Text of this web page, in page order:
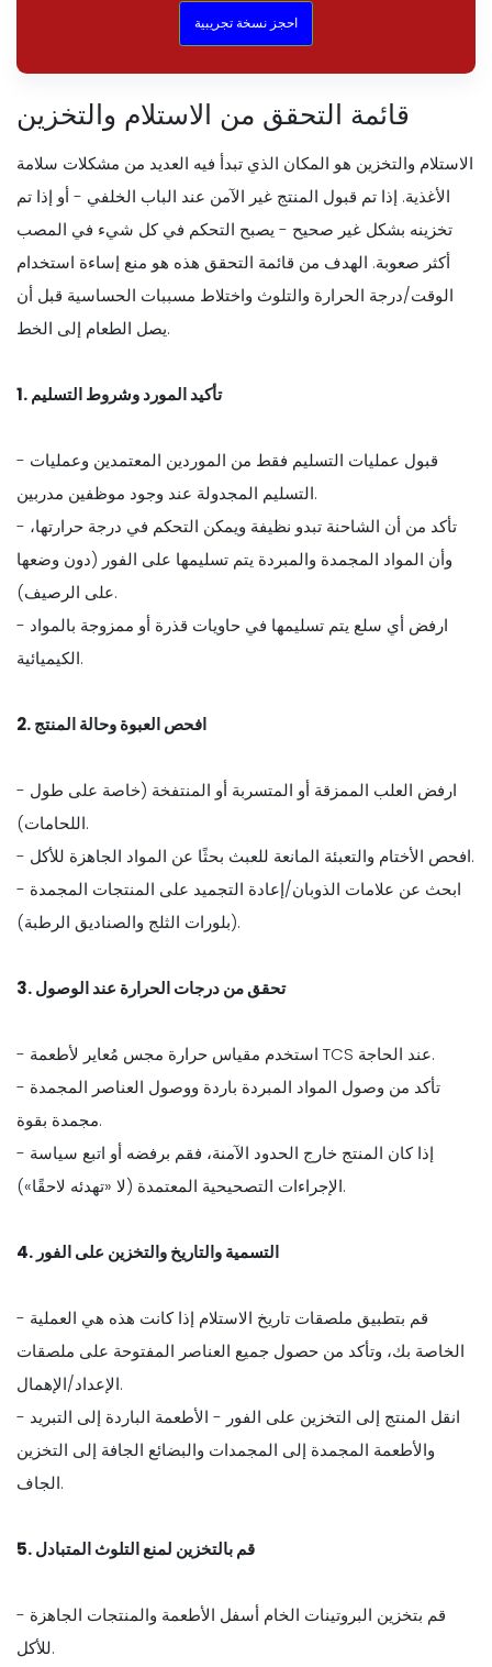
احجز نسخة تجريبية
قائمة التحقق من الاستلام والتخزين
الاستلام والتخزين هو المكان الذي تبدأ فيه العديد من مشكلات سلامة
الأغذية. إذا تم قبول المنتج غير الآمن عند الباب الخلفي - أو إذا تم
تخزينه بشكل غير صحيح - يصبح التحكم في كل شيء في المصب
أكثر صعوبة. الهدف من قائمة التحقق هذه هو منع إساءة استخدام
الوقت/درجة الحرارة والتلوث واختلاط مسببات الحساسية قبل أن
يصل الطعام إلى الخط.
1. تأكيد المورد وشروط التسليم
- قبول عمليات التسليم فقط من الموردين المعتمدين وعمليات
التسليم المجدولة عند وجود موظفين مدربين.
- تأكد من أن الشاحنة تبدو نظيفة ويمكن التحكم في درجة حرارتها،
وأن المواد المجمدة والمبردة يتم تسليمها على الفور (دون وضعها
على الرصيف).
- ارفض أي سلع يتم تسليمها في حاويات قذرة أو ممزوجة بالمواد
الكيميائية.
2. افحص العبوة وحالة المنتج
- ارفض العلب الممزقة أو المتسربة أو المنتفخة (خاصة على طول
اللحامات).
- افحص الأختام والتعبئة المانعة للعبث بحثًا عن المواد الجاهزة للأكل.
- ابحث عن علامات الذوبان/إعادة التجميد على المنتجات المجمدة
(بلورات الثلج والصناديق الرطبة).
3. تحقق من درجات الحرارة عند الوصول
- استخدم مقياس حرارة مجس مُعاير لأطعمة TCS عند الحاجة.
- تأكد من وصول المواد المبردة باردة ووصول العناصر المجمدة
مجمدة بقوة.
- إذا كان المنتج خارج الحدود الآمنة، فقم برفضه أو اتبع سياسة
الإجراءات التصحيحية المعتمدة (لا «تهدئه لاحقًا»).
4. التسمية والتاريخ والتخزين على الفور
- قم بتطبيق ملصقات تاريخ الاستلام إذا كانت هذه هي العملية
الخاصة بك، وتأكد من حصول جميع العناصر المفتوحة على ملصقات
الإعداد/الإهمال.
- انقل المنتج إلى التخزين على الفور - الأطعمة الباردة إلى التبريد
والأطعمة المجمدة إلى المجمدات والبضائع الجافة إلى التخزين
الجاف.
5. قم بالتخزين لمنع التلوث المتبادل
- قم بتخزين البروتينات الخام أسفل الأطعمة والمنتجات الجاهزة
للأكل.